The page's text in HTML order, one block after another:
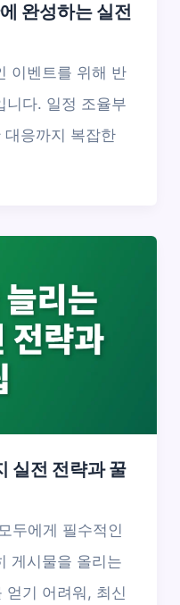
완성하는 실전
이벤트를 위해 반
니다. 일정 조율부
응까지 복잡한
실전 전략과 꿀
두에게 필수적인
게시물을 올리는
얻기 어려워, 최신